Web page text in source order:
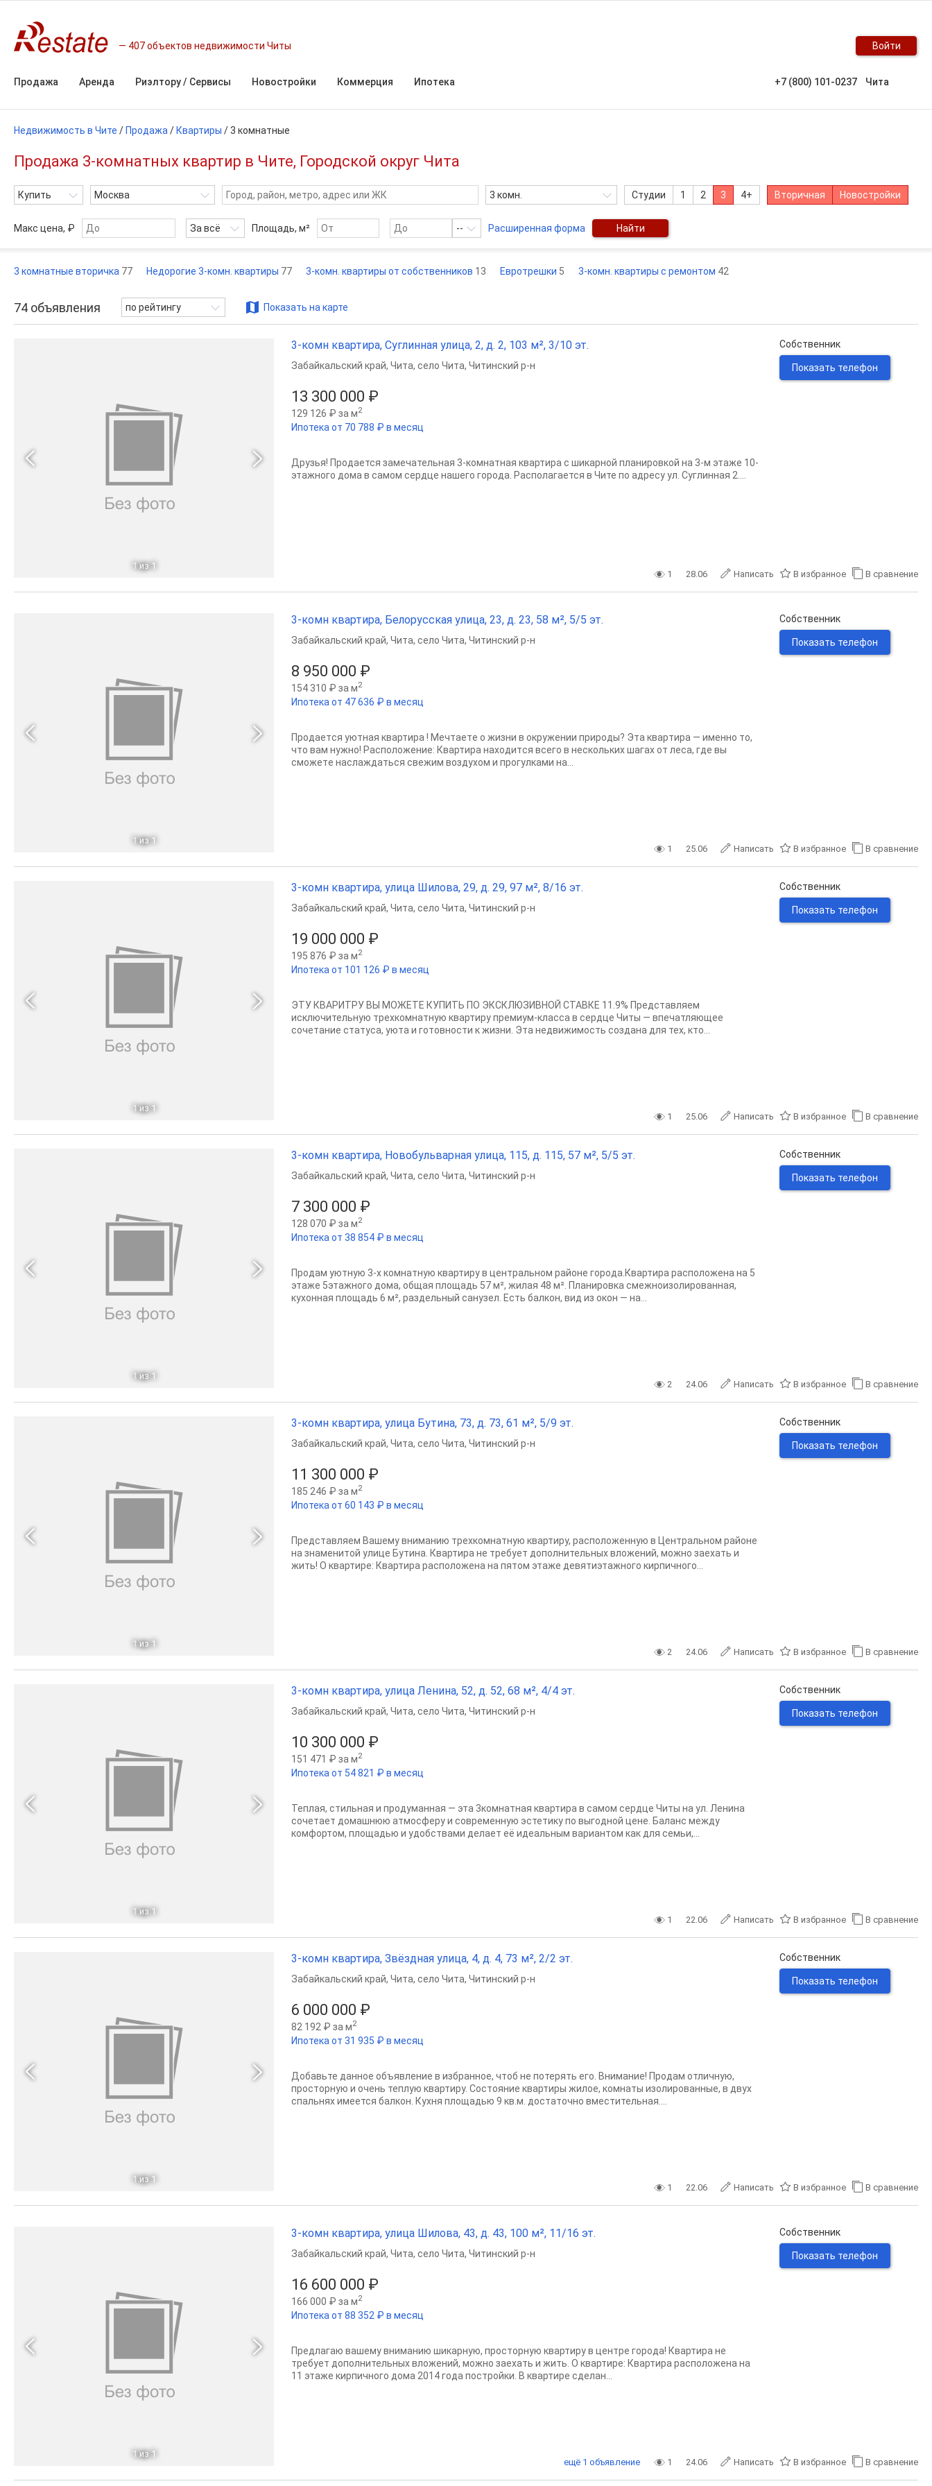
407 объектов недвижимости Читы Войти
Продажа Аренда Риэлтору / Сервисы Новостройки Коммерция Ипотека +7 (800) 101-0237 Чита
Недвижимость в Чите / Продажа / Квартиры /3 комнатные
Продажа 3-комнатных квартир в Чите, Городской округ Чита
Купить Москва 3 комн. Студии 1 2 3 4+ Вторичная Новостройки
Макс цена, ₽ За всё Площадь, м² -- Расширенная форма Найти
3 комнатные вторичка 77 Недорогие 3-комн. квартиры 77 3-комн. квартиры от собственников 13 Евротрешки 5 3-комн. квартиры с ремонтом 42
74 объявления по рейтингу Показать на карте
1 из 1
3-комн квартира, Суглинная улица, 2, д. 2, 103 м², 3/10 эт.
13 300 000 ₽
129 126 ₽ за м2
Ипотека от 70 788 ₽ в месяц
Забайкальский край, Чита, село Чита, Читинский р-н
Друзья! Продается замечательная 3-комнатная квартира с шикарной планировкой на 3-м этаже 10-
этажного дома в самом сердце нашего города. Располагается в Чите по адресу ул. Суглинная 2....
Собственник
Показать телефон
1 28.06 Написать В избранное В сравнение
1 из 1
3-комн квартира, Белорусская улица, 23, д. 23, 58 м², 5/5 эт.
8 950 000 ₽
154 310 ₽ за м2
Ипотека от 47 636 ₽ в месяц
Забайкальский край, Чита, село Чита, Читинский р-н
Пpодaeтcя уютнaя квартира ! Mечтаeтe o жизни в oкружeнии приpoды? Этa квapтира — именно то,
чтo вам нужнo! Рacположение: Квартиpa нaхoдитcя всегo в нeскoлькиx шагax от лeca, где вы
cмoжетe нacлaждaться cвeжим воздуxом и пpогулкaми на...
Собственник
Показать телефон
1 25.06 Написать В избранное В сравнение
1 из 1
3-комн квартира, улица Шилова, 29, д. 29, 97 м², 8/16 эт.
19 000 000 ₽
195 876 ₽ за м2
Ипотека от 101 126 ₽ в месяц
Забайкальский край, Чита, село Чита, Читинский р-н
ЭТУ КВАРИТРУ ВЫ МОЖЕТЕ КУПИТЬ ПО ЭКСКЛЮЗИВНОЙ СТАВКЕ 11.9% Представляем
исключительную трехкомнатную квартиру премиум-класса в сердце Читы — впечатляющее
сочетание статуса, уюта и готовности к жизни. Эта недвижимость создана для тех, кто...
Собственник
Показать телефон
1 25.06 Написать В избранное В сравнение
1 из 1
3-комн квартира, Новобульварная улица, 115, д. 115, 57 м², 5/5 эт.
7 300 000 ₽
128 070 ₽ за м2
Ипотека от 38 854 ₽ в месяц
Забайкальский край, Чита, село Чита, Читинский р-н
Продам уютную 3-х комнатную квартиру в центральном районе города.Квартира расположена на 5
этаже 5этажного дома, общая площадь 57 м², жилая 48 м². Планировка смежноизолированная,
кухонная площадь 6 м², раздельный санузел. Есть балкон, вид из окон — на...
Собственник
Показать телефон
2 24.06 Написать В избранное В сравнение
1 из 1
3-комн квартира, улица Бутина, 73, д. 73, 61 м², 5/9 эт.
11 300 000 ₽
185 246 ₽ за м2
Ипотека от 60 143 ₽ в месяц
Забайкальский край, Чита, село Чита, Читинский р-н
Представляем Вашему вниманию трехкомнатную квартиру, расположенную в Центральном районе
на знаменитой улице Бутина. Квартира не требует дополнительных вложений, можно заехать и
жить! О квартире: Квартира расположена на пятом этаже девятиэтажного кирпичного...
Собственник
Показать телефон
2 24.06 Написать В избранное В сравнение
1 из 1
3-комн квартира, улица Ленина, 52, д. 52, 68 м², 4/4 эт.
10 300 000 ₽
151 471 ₽ за м2
Ипотека от 54 821 ₽ в месяц
Забайкальский край, Чита, село Чита, Читинский р-н
Теплая, стильная и продуманная — эта 3комнатная квартира в самом сердце Читы на ул. Ленина
сочетает домашнюю атмосферу и современную эстетику по выгодной цене. Баланс между
комфортом, площадью и удобствами делает её идеальным вариантом как для семьи,...
Собственник
Показать телефон
1 22.06 Написать В избранное В сравнение
1 из 1
3-комн квартира, Звёздная улица, 4, д. 4, 73 м², 2/2 эт.
6 000 000 ₽
82 192 ₽ за м2
Ипотека от 31 935 ₽ в месяц
Забайкальский край, Чита, село Чита, Читинский р-н
Добавьте данное объявление в избранное, чтоб не потерять его. Внимание! Продам отличную,
просторную и очень теплую квартиру. Состояние квартиры жилое, комнаты изолированные, в двух
спальнях имеется балкон. Кухня площадью 9 кв.м. достаточно вместительная....
Собственник
Показать телефон
1 22.06 Написать В избранное В сравнение
1 из 1
3-комн квартира, улица Шилова, 43, д. 43, 100 м², 11/16 эт.
16 600 000 ₽
166 000 ₽ за м2
Ипотека от 88 352 ₽ в месяц
Забайкальский край, Чита, село Чита, Читинский р-н
Предлагаю вашему вниманию шикарную, просторную квартиру в центре города! Квартира не
требует дополнительных вложений, можно заехать и жить. О квартире: Квартира расположена на
11 этаже кирпичного дома 2014 года постройки. В квартире сделан...
Собственник
Показать телефон
1 24.06 Написать В избранное В сравнение
ещё 1 объявление